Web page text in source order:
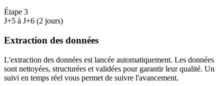
Étape 3
J+5 à J+6 (2 jours)
Extraction des données
L'extraction des données est lancée automatiquement. Les données
sont nettoyées, structurées et validées pour garantir leur qualité. Un
suivi en temps réel vous permet de suivre l'avancement.